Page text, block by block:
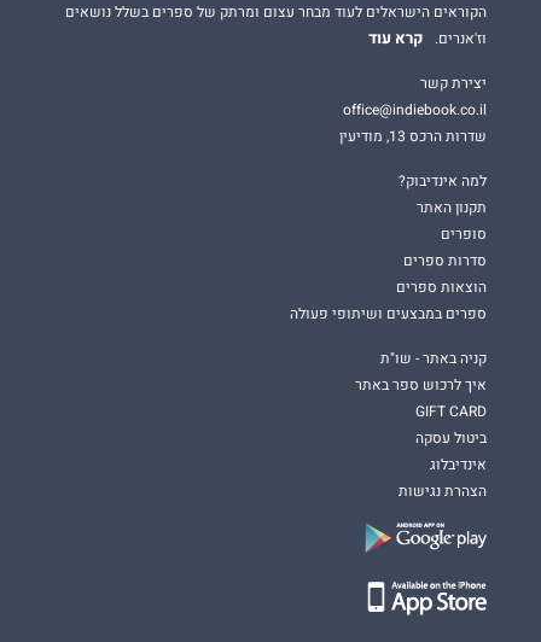
הקוראים הישראלים לעוד מבחר עצום ומרתק של ספרים בשלל נושאים
וז'אנרים.
קרא עוד
יצירת קשר
office@indiebook.co.il
שדרות הרכס 13, מודיעין
למה אינדיבוק?
תקנון האתר
סופרים
סדרות ספרים
הוצאות ספרים
ספרים במבצעים ושיתופי פעולה
קניה באתר - שו"ת
איך לרכוש ספר באתר
GIFT CARD
ביטול עסקה
אינדיבלוג
הצהרת נגישות